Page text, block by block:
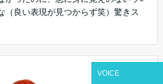
（良い表現が見つからず笑）驚きス
VOICE